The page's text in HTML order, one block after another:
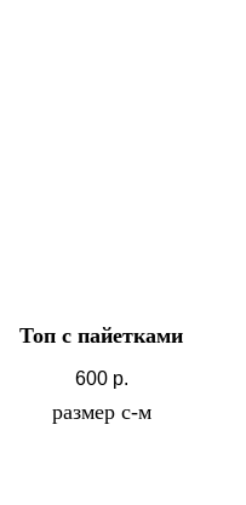
Топ с пайетками
600 р.
размер с-м